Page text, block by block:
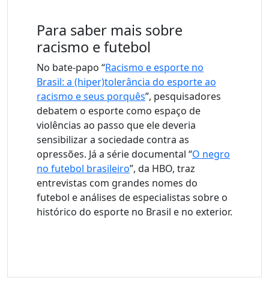
Para saber mais sobre
racismo e futebol
No bate-papo “Racismo e esporte no
Brasil: a (hiper)tolerância do esporte ao
racismo e seus porquês”, pesquisadores
debatem o esporte como espaço de
violências ao passo que ele deveria
sensibilizar a sociedade contra as
opressões. Já a série documental “O negro
no futebol brasileiro”, da HBO, traz
entrevistas com grandes nomes do
futebol e análises de especialistas sobre o
histórico do esporte no Brasil e no exterior.